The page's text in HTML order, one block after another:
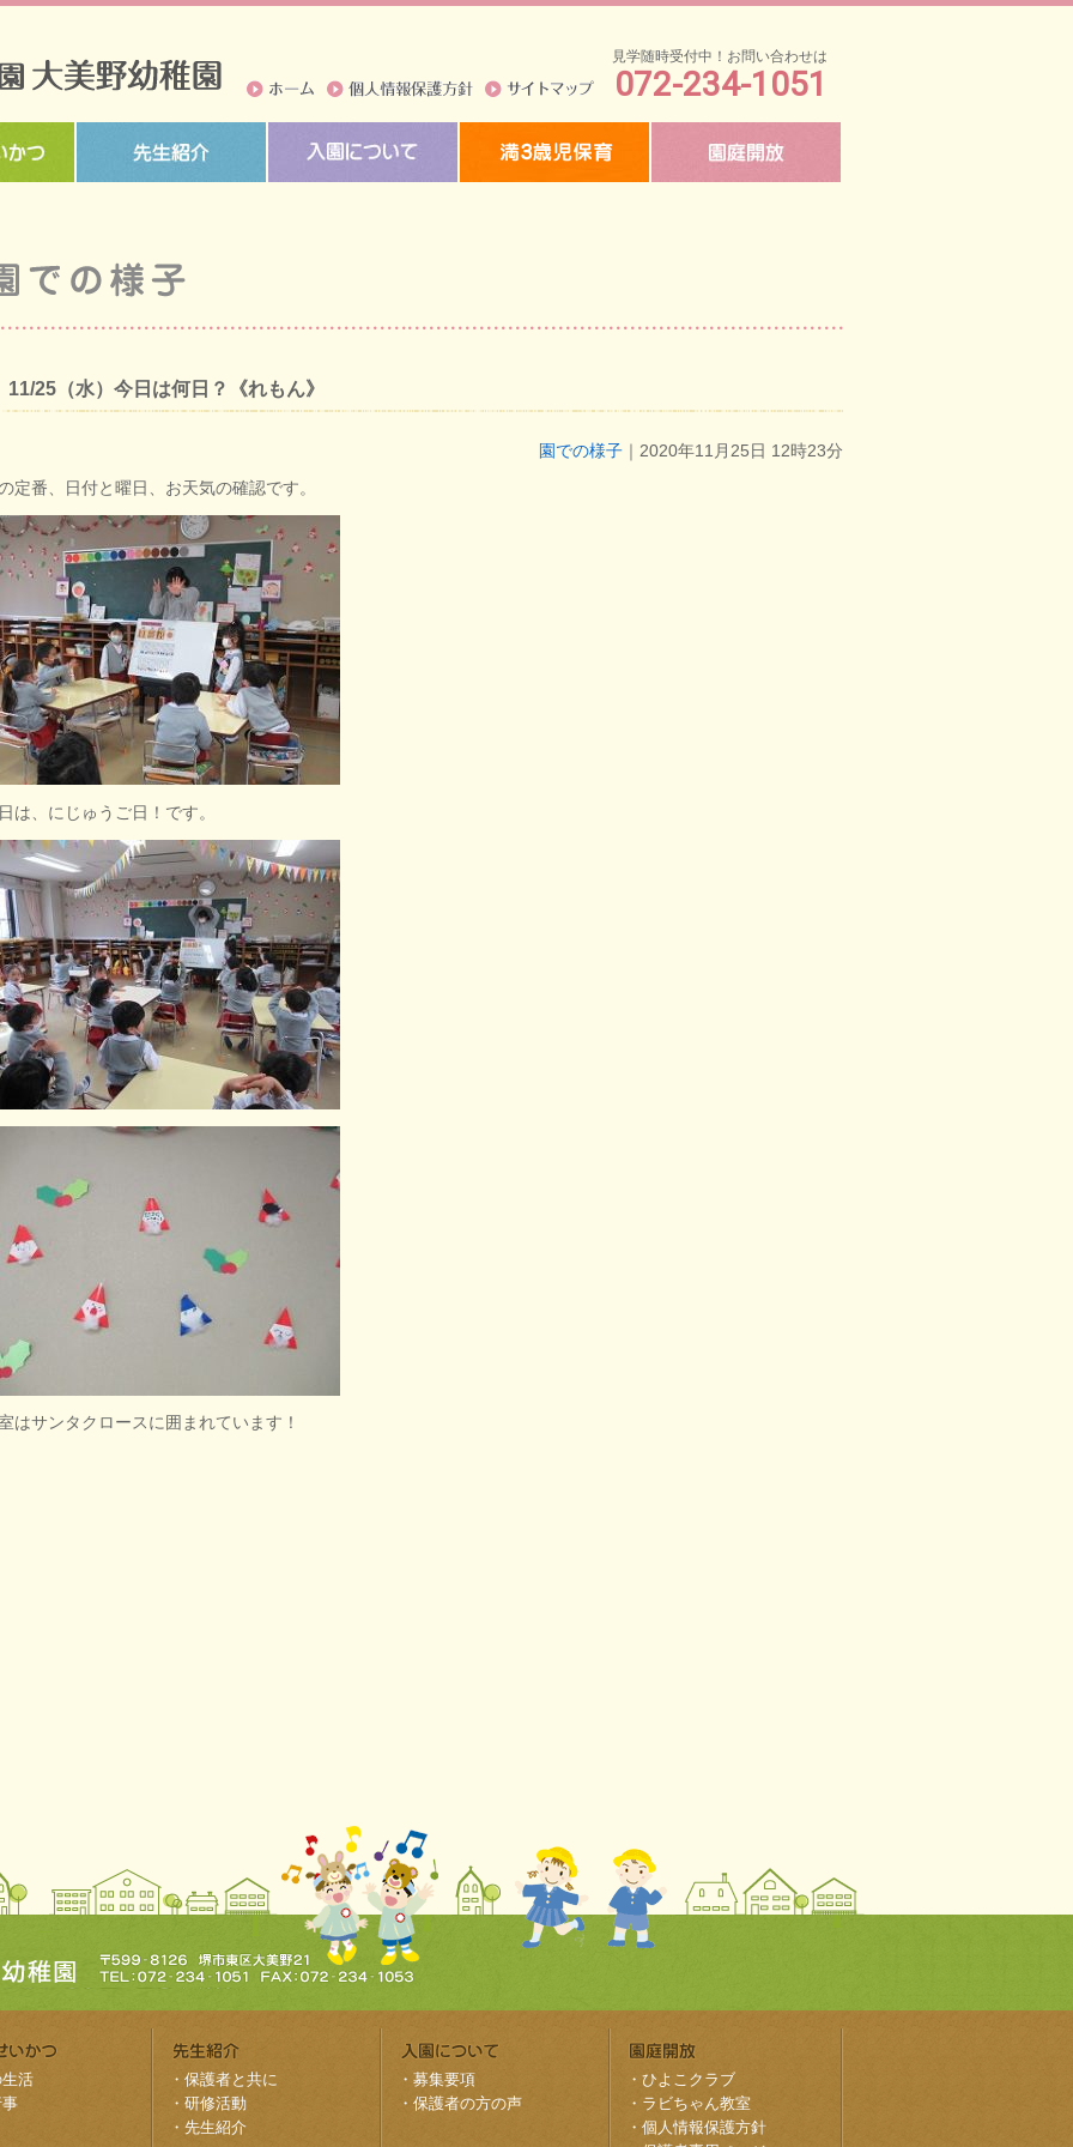
見学随時受付中！お問い合わせは
072-234-1051
11/25（水）今日は何日？《れもん》
園での様子 ｜2020年11月25日 12時23分
定番、日付と曜日、お天気の確認です。
は、にじゅうご日！です。
はサンタクロースに囲まれています！
活
・ 保護者と共に
・ 研修活動
・ 先生紹介
・ 募集要項
・ 保護者の方の声
・ ひよこクラブ
・ ラビちゃん教室
・ 個人情報保護方針